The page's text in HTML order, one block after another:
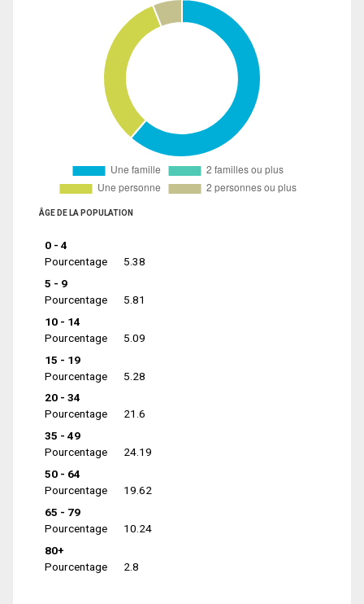
ÂGE DE LA POPULATION
0 - 4
Pourcentage
5.38
5 - 9
Pourcentage
5.81
10 - 14
Pourcentage
5.09
15 - 19
Pourcentage
5.28
20 - 34
Pourcentage
21.6
35 - 49
Pourcentage
24.19
50 - 64
Pourcentage
19.62
65 - 79
Pourcentage
10.24
80+
Pourcentage
2.8